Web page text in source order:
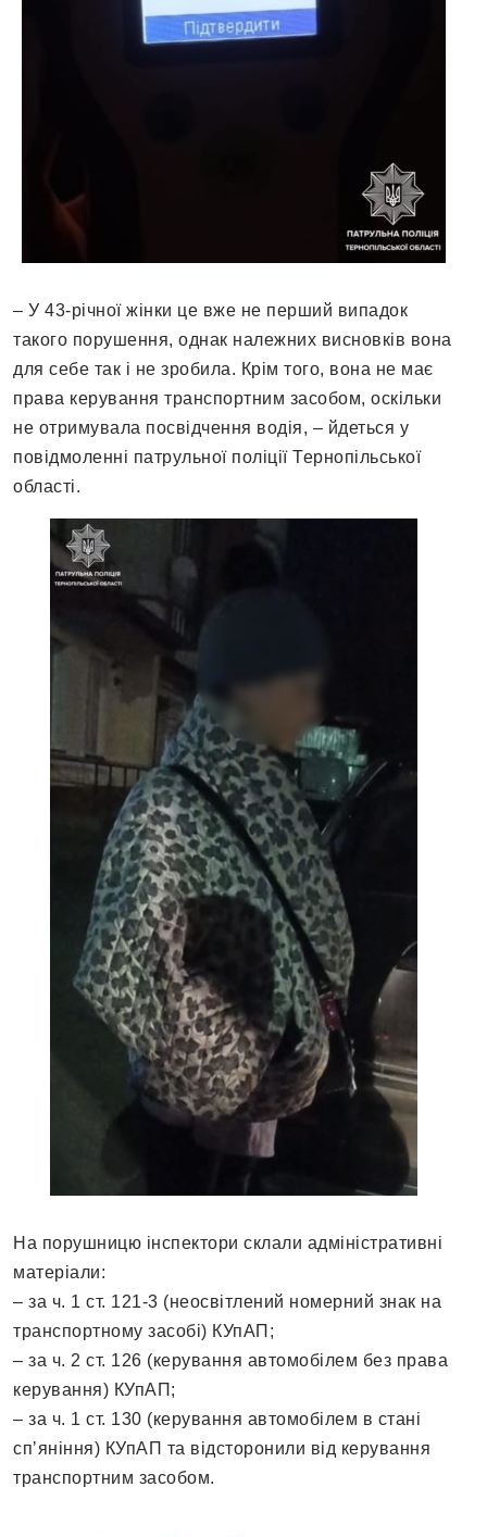
– У 43-річної жінки це вже не перший випадок
такого порушення, однак належних висновків вона
для себе так і не зробила. Крім того, вона не має
права керування транспортним засобом, оскільки
не отримувала посвідчення водія, – йдеться у
повідмоленні патрульної поліції Тернопільської
області.
На порушницю інспектори склали адміністративні
матеріали:
– за ч. 1 ст. 121-3 (неосвітлений номерний знак на
транспортному засобі) КУпАП;
– за ч. 2 ст. 126 (керування автомобілем без права
керування) КУпАП;
– за ч. 1 ст. 130 (керування автомобілем в стані
спʼяніння) КУпАП та відсторонили від керування
транспортним засобом.